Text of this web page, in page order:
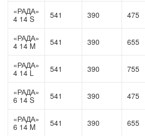
«РАДА»
4 14 S
541 390 475
«РАДА»
4 14 M
541 390 655
«РАДА»
4 14 L
541 390 755
«РАДА»
6 14 S
541 390 475
«РАДА»
6 14 M
541 390 655